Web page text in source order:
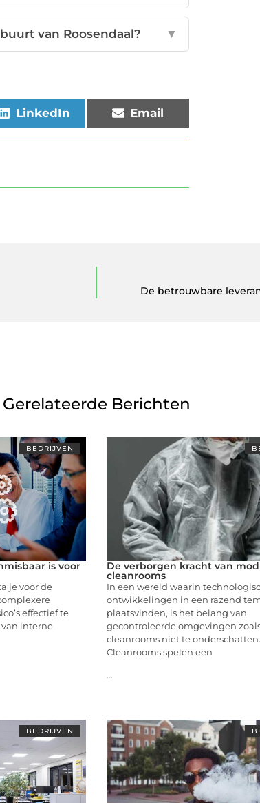
van Roosendaal? ▼
LinkedIn Email
De betrouwbare
Gerelateerde Berichten
BEDRIJVEN
is voor
je voor de
effectief te
interne
De verborgen kracht van
cleanrooms
In een wereld waarin
ontwikkelingen in een razend
plaatsvinden, is het belang van
gecontroleerde omgevingen
cleanrooms niet te onderschatten.
Cleanrooms spelen een
...
BEDRIJVEN